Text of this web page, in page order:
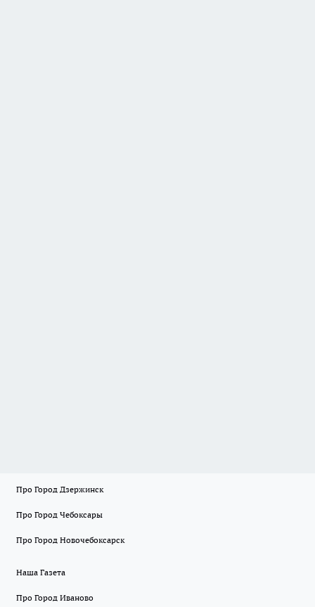
Про Город Дзержинск
Про Город Чебоксары
Про Город Новочебоксарск
Наша Газета
Про Город Иваново